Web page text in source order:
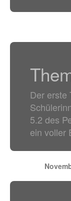
Der erste
5.2 des
ein voller